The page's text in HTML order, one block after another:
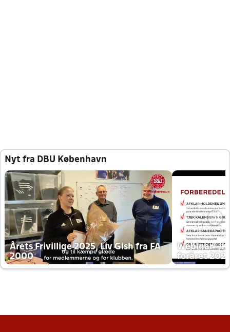
Nyt fra DBU København
Årets Frivillige 2025, Liv Gish fra FA
2000
Webinar -
foråret